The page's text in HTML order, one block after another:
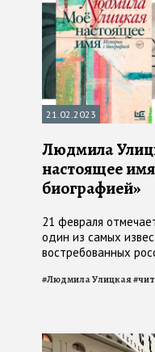
21.02.2023
Людмила
настоящее
биографией»
21 февраля
один из самых
востребованных
#Людмила Улицкая#